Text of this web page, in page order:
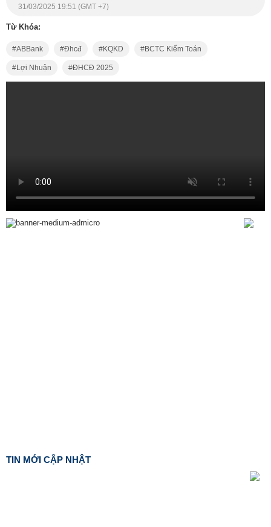
31/03/2025 19:51 (GMT +7)
Từ Khóa:
ABBank Đhcđ KQKD BCTC Kiểm Toán
Lợi Nhuận ĐHCĐ 2025
TIN MỚI CẬP NHẬT